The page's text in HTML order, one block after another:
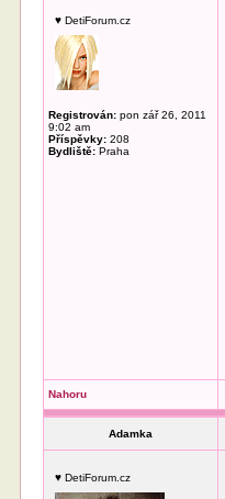
♥ DetiForum.cz
Registrován: pon zář 26, 2011
9:02 am
Příspěvky: 208
Bydliště: Praha
Nahoru
Adamka
♥ DetiForum.cz